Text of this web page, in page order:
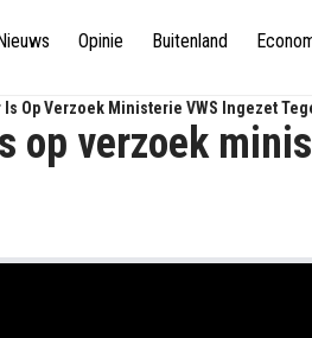
Opinie Buitenland
Op Verzoek Ministerie VWS Ingezet
op verzoek